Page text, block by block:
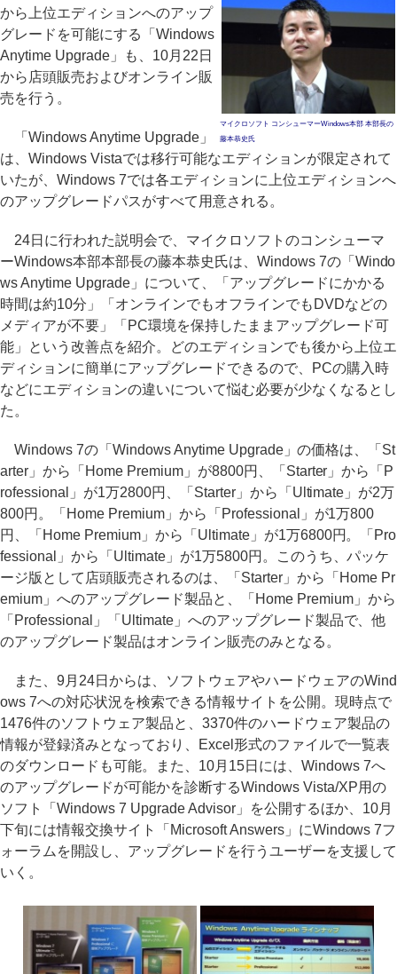
マイクロソフト コンシューマーWindows本部 本部長の
藤本恭史氏
から上位エディションへのアップ
グレードを可能にする「Windows
Anytime Upgrade」も、10月22日
から店頭販売およびオンライン販
売を行う。
「Windows Anytime Upgrade」
は、Windows Vistaでは移行可能なエディションが限定されて
いたが、Windows 7では各エディションに上位エディションへ
のアップグレードパスがすべて用意される。
24日に行われた説明会で、マイクロソフトのコンシューマ
ーWindows本部本部長の藤本恭史氏は、Windows 7の「Windo
ws Anytime Upgrade」について、「アップグレードにかかる
時間は約10分」「オンラインでもオフラインでもDVDなどの
メディアが不要」「PC環境を保持したままアップグレード可
能」という改善点を紹介。どのエディションでも後から上位エ
ディションに簡単にアップグレードできるので、PCの購入時
などにエディションの違いについて悩む必要が少なくなるとし
た。
Windows 7の「Windows Anytime Upgrade」の価格は、「St
arter」から「Home Premium」が8800円、「Starter」から「P
rofessional」が1万2800円、「Starter」から「Ultimate」が2万
800円。「Home Premium」から「Professional」が1万800
円、「Home Premium」から「Ultimate」が1万6800円。「Pro
fessional」から「Ultimate」が1万5800円。このうち、パッケ
ージ版として店頭販売されるのは、「Starter」から「Home Pr
emium」へのアップグレード製品と、「Home Premium」から
「Professional」「Ultimate」へのアップグレード製品で、他
のアップグレード製品はオンライン販売のみとなる。
また、9月24日からは、ソフトウェアやハードウェアのWind
ows 7への対応状況を検索できる情報サイトを公開。現時点で
1476件のソフトウェア製品と、3370件のハードウェア製品の
情報が登録済みとなっており、Excel形式のファイルで一覧表
のダウンロードも可能。また、10月15日には、Windows 7へ
のアップグレードが可能かを診断するWindows Vista/XP用の
ソフト「Windows 7 Upgrade Advisor」を公開するほか、10月
下旬には情報交換サイト「Microsoft Answers」にWindows 7フ
ォーラムを開設し、アップグレードを行うユーザーを支援して
いく。